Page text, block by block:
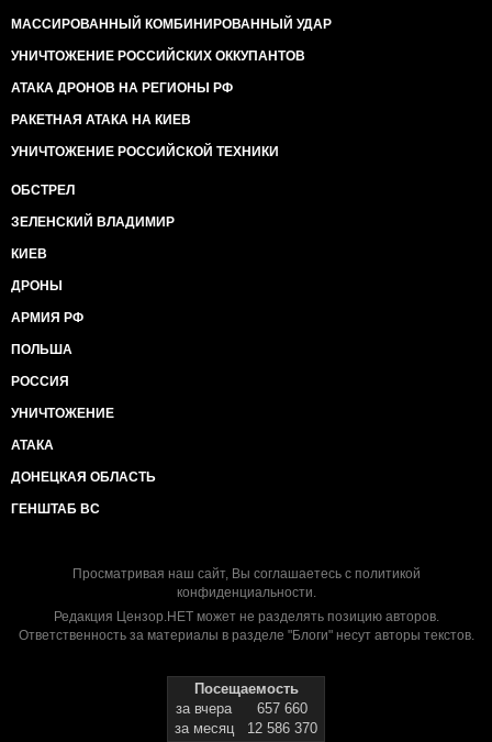
МАССИРОВАННЫЙ КОМБИНИРОВАННЫЙ УДАР
УНИЧТОЖЕНИЕ РОССИЙСКИХ ОККУПАНТОВ
АТАКА ДРОНОВ НА РЕГИОНЫ РФ
РАКЕТНАЯ АТАКА НА КИЕВ
УНИЧТОЖЕНИЕ РОССИЙСКОЙ ТЕХНИКИ
ОБСТРЕЛ
ЗЕЛЕНСКИЙ ВЛАДИМИР
КИЕВ
ДРОНЫ
АРМИЯ РФ
ПОЛЬША
РОССИЯ
УНИЧТОЖЕНИЕ
АТАКА
ДОНЕЦКАЯ ОБЛАСТЬ
ГЕНШТАБ ВС
Просматривая наш сайт, Вы соглашаетесь с политикой
конфиденциальности.
Редакция Цензор.НЕТ может не разделять позицию авторов.
Ответственность за материалы в разделе "Блоги" несут авторы текстов.
Посещаемость
за вчера
657 660
за месяц
12 586 370